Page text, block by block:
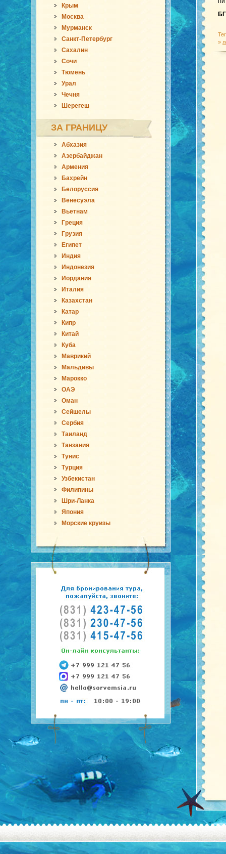
Крым
Москва
Мурманск
Санкт-Петербург
Сахалин
Сочи
Тюмень
Урал
Чечня
Шерегеш
ЗА ГРАНИЦУ
Абхазия
Азербайджан
Армения
Бахрейн
Белоруссия
Венесуэла
Вьетнам
Греция
Грузия
Египет
Индия
Индонезия
Иордания
Италия
Казахстан
Катар
Кипр
Китай
Куба
Маврикий
Мальдивы
Марокко
ОАЭ
Оман
Сейшелы
Сербия
Таиланд
Танзания
Тунис
Турция
Узбекистан
Филипины
Шри-Ланка
Япония
Морские круизы
БГ
»